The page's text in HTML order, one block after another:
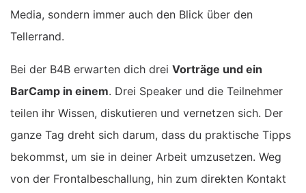
Media, sondern immer auch den Blick über den
Tellerrand.
Bei der B4B erwarten dich drei Vorträge und ein
BarCamp in einem. Drei Speaker und die Teilnehmer
teilen ihr Wissen, diskutieren und vernetzen sich. Der
ganze Tag dreht sich darum, dass du praktische Tipps
bekommst, um sie in deiner Arbeit umzusetzen. Weg
von der Frontalbeschallung, hin zum direkten Kontakt